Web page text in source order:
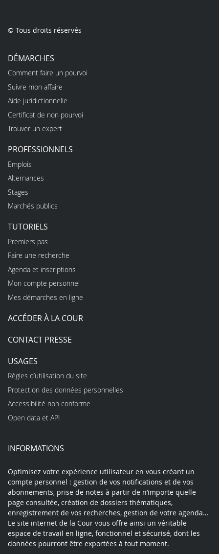
© Tous droits réservés
DÉMARCHES
Comment faire un pourvoi
Suivre mon affaire
Aide juridictionnelle
Certificat de non pourvoi
Trouver un expert
PROFESSIONNELS
Emplois
Alternances
Stages
Marchés publics
TUTORIELS
Premiers pas
Faire une recherche
Agenda et inscriptions
Mon compte personnel
Mes démarches en ligne
ACCÉDER À LA COUR
CONTACT PRESSE
USAGES
Règles d’utilisation du site
Protection des données personnelles
Accessibilité non conforme
Open data et API
INFORMATIONS
Optimisez votre expérience utilisateur en vous créant un
compte personnel : gestion de vos notifications et de vos
abonnements, prise de notes à partir de n’importe quelle
page consultée, création de dossiers thématiques,
enregistrement de vos recherches, gestion de votre agenda…
Le site internet de la Cour vous offre ainsi un véritable
espace de travail en ligne, fonctionnel et sécurisé, dont les
données pourront être exportées à tout moment.